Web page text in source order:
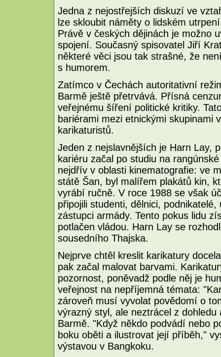
Jedna z nejostřejších diskuzí ve
lze skloubit náměty o lidském
Právě v českých dějinách je možno
spojení. Současný spisovatel Jiří
některé věci jsou tak strašné, že
s humorem.
Zatímco v Čechách autoritativní
Barmě ještě přetrvává. Přísná
veřejnému šíření politické kritiky.
bariérami mezi etnickými skupinami
karikaturistů.
Jeden z nejslavnějších je Harn Lay,
kariéru začal po studiu na
nejdřív v oblasti kinematografie: ve
státě Šan, byl malířem plakátů kin,
vyrábí ručně. V roce 1988 se však
připojili studenti, dělnici,
zástupci armády. Tento pokus lidu
potlačen vládou. Harn Lay se
sousedního Thajska.
Nejprve chtěl kreslit karikatury
pak začal malovat barvami.
pozornost, poněvadž podle něj je
veřejnost na nepříjemná témata:
zároveň musí vyvolat povědomí o
výrazný styl, ale neztrácel z
Barmě. "Když někdo podvádí nebo
boku oběti a ilustrovat její příběh,"
výstavou v Bangkoku.